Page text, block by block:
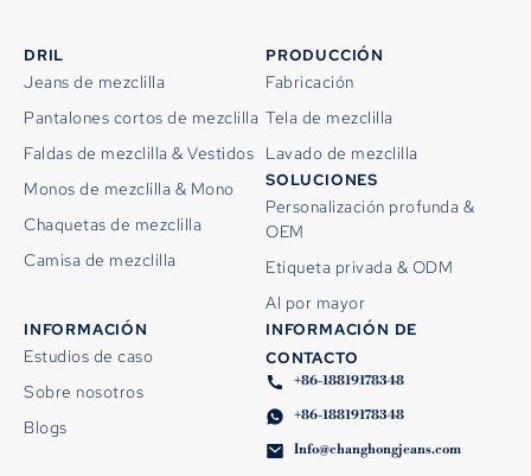
DRIL
Jeans de mezclilla
Pantalones cortos de mezclilla
Faldas de mezclilla & Vestidos
Monos de mezclilla & Mono
Chaquetas de mezclilla
Camisa de mezclilla
PRODUCCIÓN
Fabricación
Tela de mezclilla
Lavado de mezclilla
SOLUCIONES
Personalización profunda &
OEM
Etiqueta privada & ODM
Al por mayor
INFORMACIÓN
Estudios de caso
Sobre nosotros
Blogs
INFORMACIÓN DE
CONTACTO
+86-18819178348
+86-18819178348
Info@changhongjeans.com